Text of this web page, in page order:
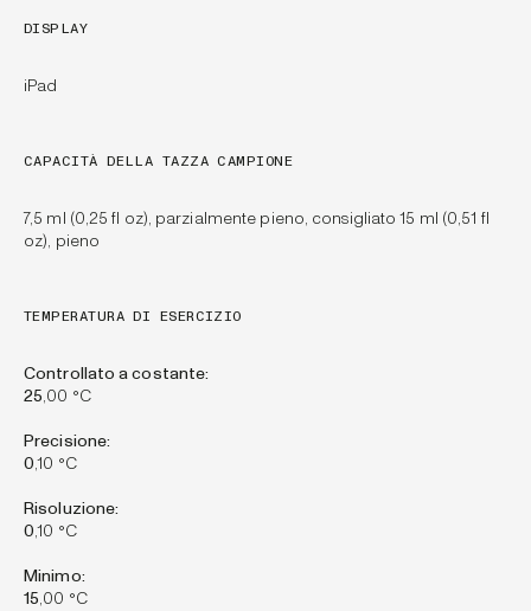
DISPLAY
iPad
CAPACITÀ DELLA TAZZA CAMPIONE
7,5 ml (0,25 fl oz), parzialmente pieno, consigliato 15 ml (0,51 fl
oz), pieno
TEMPERATURA DI ESERCIZIO
Controllato a costante:
25,00 °C
Precisione:
0,10 °C
Risoluzione:
0,10 °C
Minimo:
15,00 °C